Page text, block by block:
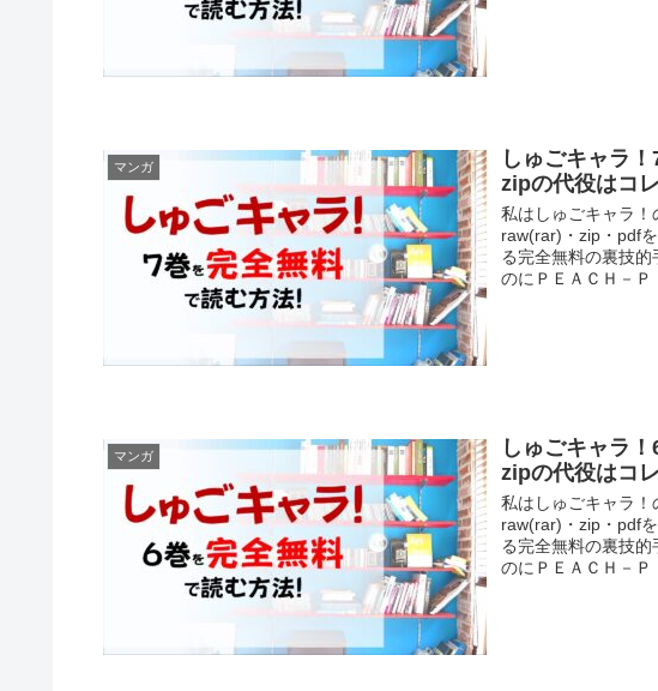
マンガ
しゅごキャラ
zipの代役はコ
私はしゅごキャラ！
raw(rar)・zip・pdf
る完全無料の裏技
のにＰＥＡＣＨ－
マンガ
しゅごキャラ
zipの代役はコ
私はしゅごキャラ！
raw(rar)・zip・pdf
る完全無料の裏技
のにＰＥＡＣＨ－